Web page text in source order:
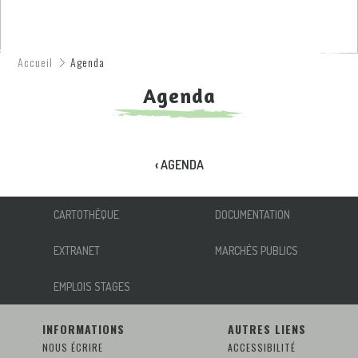
Accueil Agenda
Agenda
‹ AGENDA
CARTOTHÈQUE DOCUMENTATION
EXTRANET MARCHÉS PUBLICS
EMPLOIS STAGES
INFORMATIONS
NOUS ÉCRIRE
AUTRES LIENS
ACCESSIBILITÉ